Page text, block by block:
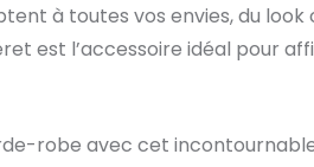
à toutes vos envies, du
est l’accessoire idéal pour
robe avec cet